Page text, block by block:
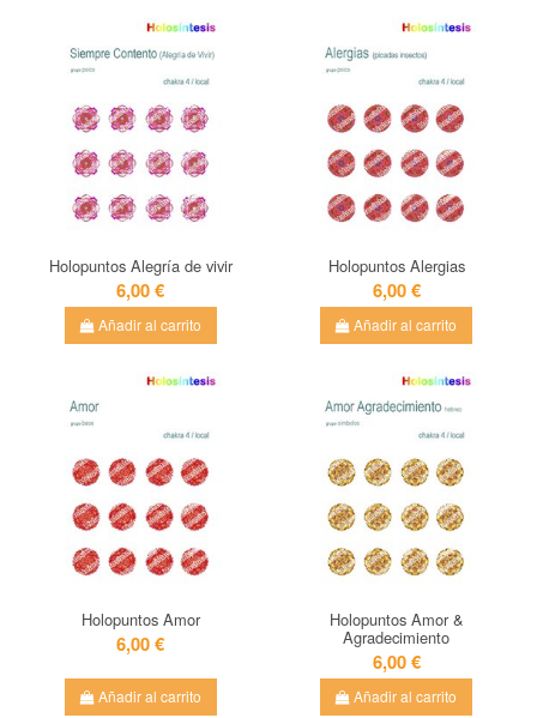
Holopuntos Alegría de vivir
6,00 €
Añadir al carrito
Holopuntos Alergias
6,00 €
Añadir al carrito
Holopuntos Amor
6,00 €
Añadir al carrito
Holopuntos Amor &
Agradecimiento
6,00 €
Añadir al carrito